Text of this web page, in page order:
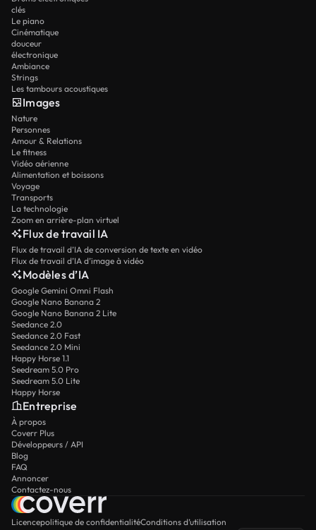
clés
Le piano
Cinématique
douceur
électronique
Ambiance
Strings
Les tambours acoustiques
Images
Nature
Personnes
Amour & Relations
Le fitness
Vidéo aérienne
Alimentation et boissons
Voyage
Transports
La technologie
Zoom en arrière-plan virtuel
Flux de travail IA
Flux de travail d’IA de conversion de texte en vidéo
Flux de travail d’IA d’image à vidéo
Modèles d’IA
Google Gemini Omni Flash
Google Nano Banana 2
Google Nano Banana 2 Lite
Seedance 2.0
Seedance 2.0 Fast
Seedance 2.0 Mini
Happy Horse 1.1
Seedream 5.0 Pro
Seedream 5.0 Lite
Happy Horse
Entreprise
À propos
Coverr Plus
Développeurs / API
Blog
FAQ
Annoncer
Contactez-nous
Licencepolitique de confidentialitéConditions d’utilisation